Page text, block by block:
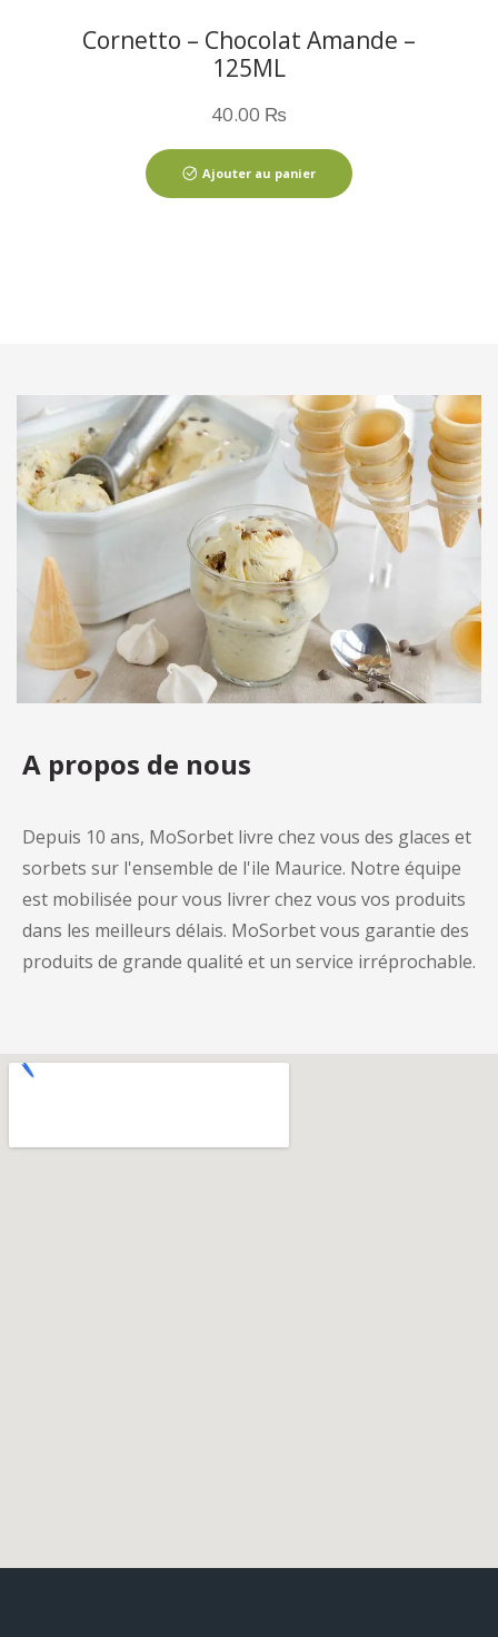
Cornetto – Chocolat Amande –
125ML
40.00 ₨
Ajouter au panier
A propos de nous
Depuis 10 ans, MoSorbet livre chez vous des glaces et
sorbets sur l'ensemble de l'ile Maurice. Notre équipe
est mobilisée pour vous livrer chez vous vos produits
dans les meilleurs délais. MoSorbet vous garantie des
produits de grande qualité et un service irréprochable.